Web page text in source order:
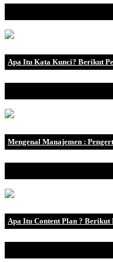
Apa Itu Kata Kunci? Berikut
Mengenal Manajemen :
Apa Itu Content Plan ?